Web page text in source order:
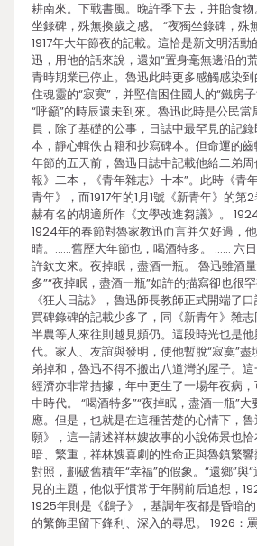
耕南來。下戰書風。晚許季下去，并貽食
坐錄碑，殊無換歲之感。 “夜獨坐錄碑，殊
1917年大年節夜的記載。這恰是新文明活
迅，用他的話來說，還如“置身毫無邊沿的
青時期業已停止。魯迅此時更多感觸感染
住魂靈的“寂寞”，并堅信困住國人的“鐵房子
“呼籲”的時辰還未到來。魯迅此時是公民
員，除了基礎的公事，日誌中最罕見的記
本，靜心輯佚古籍和抄寫碑本。但命運的
年節的五天前，魯迅日誌中記載他給二弟
報》二本，《青年雜志》十本”。此時《青
青年》，而1917年的1月1號《新青年》的
赫有名的胡適所作《文學改進芻議》。
1924年的春節對魯家教迅而言并欠好過，
晴。……舊歷大年節也，喝酒特多。 …… 六
許欽文來。夜掉眠，盡酒一瓶。 魯迅雖酒
多”“夜掉眠，盡酒一瓶”如許的描寫卻也很
《狂人日誌》，魯迅師長教師正式開端了
買碑錄碑的記載少多了，同《新青年》雜
半農等人來往則越見頻仍。這段時光也是
代。家人、友誼與發明，使他暫脫“寂寞”
弟掉和，魯迅不得不搬出八道灣的屋子。這
經濟亦非常拮據，年中更生了一場年夜病
中時代。 “喝酒特多”“夜掉眠，盡酒一瓶”
應。但是，也就是在這種苦楚的心情下，
願》，這一講述祥林嫂故事的小說佈景也
暗、繁重，祥林嫂喜劇的性命正與魯鎮繁響
對照，劃破舊積年“幸福”的假象。“還鄉”與
見的主題，他似乎慣常于年關前后追想，
1925年則是《鷂子》，基調年夜都是昏暗
的繁飾里留下鋒利、深入的尋思。 1926：